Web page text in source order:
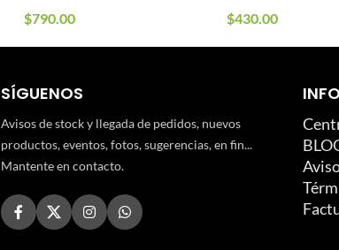
$790.00 $430.00
SÍGUENOS
Avisos de stock y llegada de pedidos, nuevos
productos, eventos, fotos, sugerencias, en fin...
Mantente en contacto.